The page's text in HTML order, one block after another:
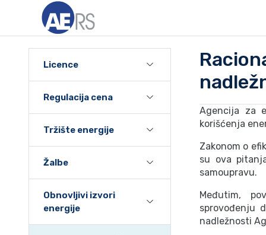
Licence
Regulacija cena
Tržište energije
Žalbe
Obnovljivi izvori
energije
Agencija za
korišćenja
Zakonom o
su ova
samoupravu.
Međutim,
sprovođenju
nadležnosti